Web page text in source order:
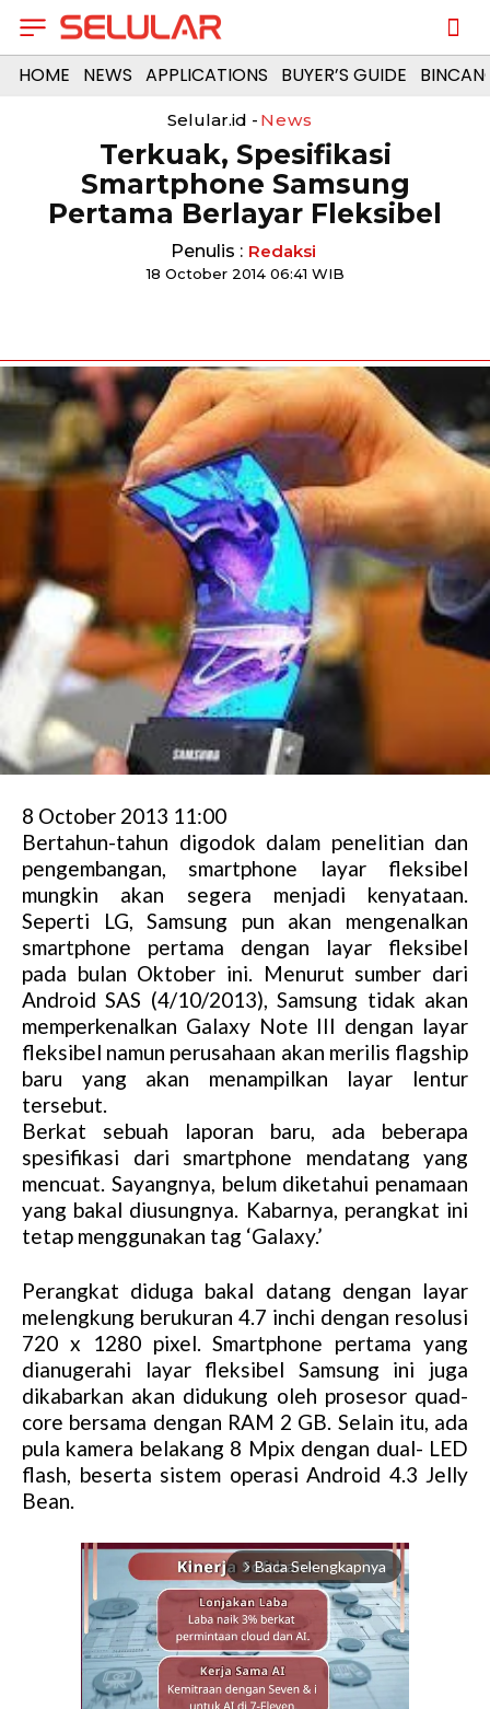
HOME NEWS APPLICATIONS BUYER’S GUIDE
Selular.id - News
Terkuak, Spesifikasi
Smartphone Samsung
Pertama Berlayar Fleksibel
Penulis : Redaksi
18 October 2014 06:41 WIB
8 October 2013 11:00
Bertahun-tahun digodok dalam penelitian dan
pengembangan, smartphone layar fleksibel
mungkin akan segera menjadi kenyataan.
Seperti LG, Samsung pun akan mengenalkan
smartphone pertama dengan layar fleksibel
pada bulan Oktober ini. Menurut sumber dari
Android SAS (4/10/2013), Samsung tidak akan
memperkenalkan Galaxy Note III dengan layar
fleksibel namun perusahaan akan merilis flagship
baru yang akan menampilkan layar lentur
tersebut.
Berkat sebuah laporan baru, ada beberapa
spesifikasi dari smartphone mendatang yang
mencuat. Sayangnya, belum diketahui penamaan
yang bakal diusungnya. Kabarnya, perangkat ini
tetap menggunakan tag ‘Galaxy.’
Perangkat diduga bakal datang dengan layar
melengkung berukuran 4.7 inchi dengan resolusi
720 x 1280 pixel. Smartphone pertama yang
dianugerahi layar fleksibel Samsung ini juga
dikabarkan akan didukung oleh prosesor quad-
core bersama dengan RAM 2 GB. Selain itu, ada
pula kamera belakang 8 Mpix dengan dual- LED
flash, beserta sistem operasi Android 4.3 Jelly
Bean.
arrow_forward_ios Baca Selengkapnya